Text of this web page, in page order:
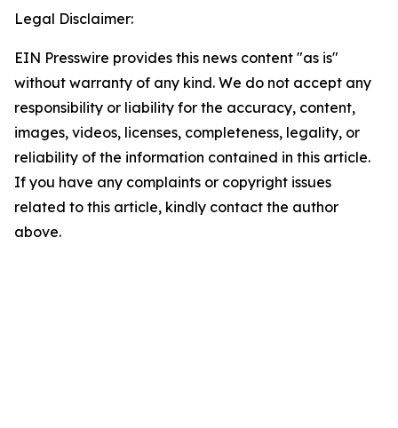
Legal Disclaimer:
EIN Presswire provides this news content "as is"
without warranty of any kind. We do not accept any
responsibility or liability for the accuracy, content,
images, videos, licenses, completeness, legality, or
reliability of the information contained in this article.
If you have any complaints or copyright issues
related to this article, kindly contact the author
above.